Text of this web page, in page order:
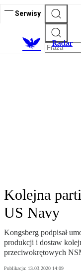
Serwisy
Radar
Kolejna
US Navy
Kongsberg podpisał
produkcji i dostaw
przeciwokrętowych
Publikacja: 13.03.2020 14:09